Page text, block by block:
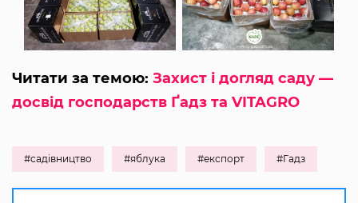
Читати за темою: Захист і догляд саду —
досвід господарств Ґадз та VITAGRO
#садівництво #яблука #експорт #Гадз